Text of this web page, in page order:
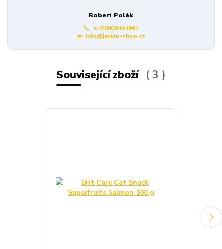
Robert Polák
+420606494961
info@jackie-shop.cz
Související zboží 3